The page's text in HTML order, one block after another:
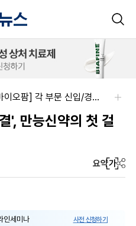
SK 바이오팜 (주)-[SK바이오팜] 각 부문 신입/경력 구성원 영입
', 만능신약의 첫 걸
요약가
인세미나 사전 신청하기